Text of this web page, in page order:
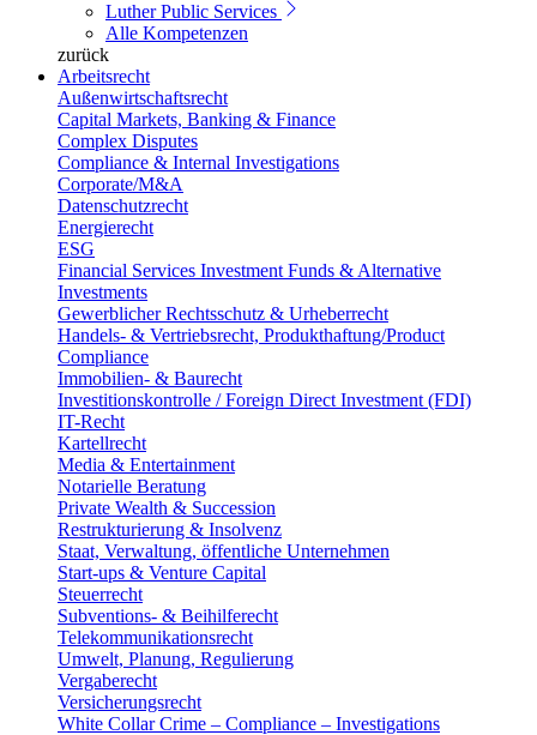
Luther Public Services
Alle Kompetenzen
zurück
Arbeitsrecht
Außenwirtschaftsrecht
Capital Markets, Banking & Finance
Complex Disputes
Compliance & Internal Investigations
Corporate/M&A
Datenschutzrecht
Energierecht
ESG
Financial Services Investment Funds & Alternative
Investments
Gewerblicher Rechtsschutz & Urheberrecht
Handels- & Vertriebsrecht, Produkthaftung/Product
Compliance
Immobilien- & Baurecht
Investitionskontrolle / Foreign Direct Investment (FDI)
IT-Recht
Kartellrecht
Media & Entertainment
Notarielle Beratung
Private Wealth & Succession
Restrukturierung & Insolvenz
Staat, Verwaltung, öffentliche Unternehmen
Start-ups & Venture Capital
Steuerrecht
Subventions- & Beihilferecht
Telekommunikationsrecht
Umwelt, Planung, Regulierung
Vergaberecht
Versicherungsrecht
White Collar Crime – Compliance – Investigations